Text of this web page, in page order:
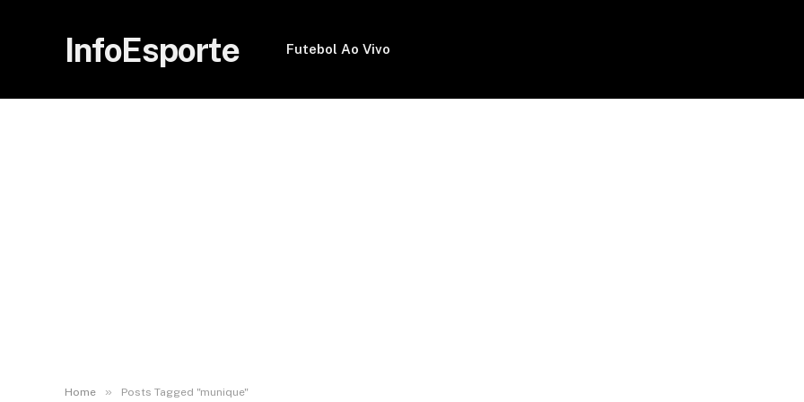
InfoEsporte Futebol Ao Vivo
Home » Posts Tagged "munique"